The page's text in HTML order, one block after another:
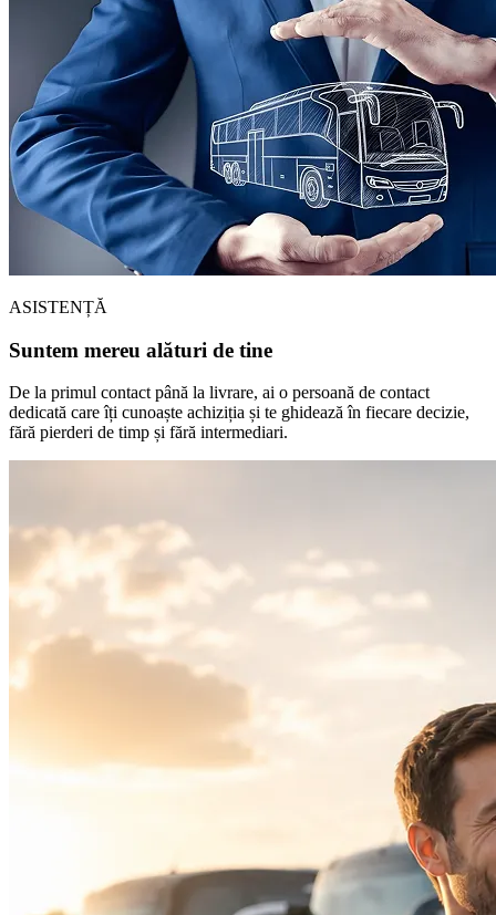
ASISTENȚĂ
Suntem mereu alături de tine
De la primul contact până la livrare, ai o persoană de contact
dedicată care îți cunoaște achiziția și te ghidează în fiecare decizie,
fără pierderi de timp și fără intermediari.